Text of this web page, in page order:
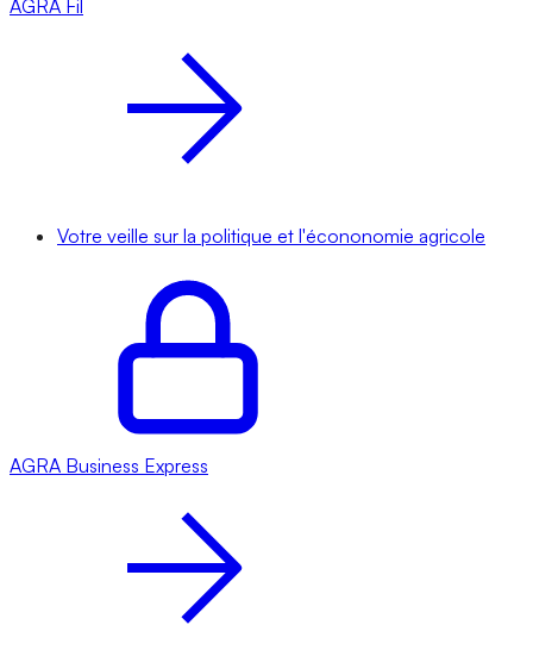
AGRA Fil
Votre veille sur la politique et l'écononomie agricole
AGRA Business Express